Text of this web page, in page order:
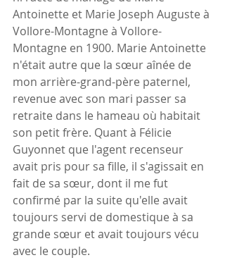
Antoinette et Marie Joseph Auguste à
Vollore-Montagne à Vollore-
Montagne en 1900. Marie Antoinette
n'était autre que la sœur aînée de
mon arrière-grand-père paternel,
revenue avec son mari passer sa
retraite dans le hameau où habitait
son petit frère. Quant à Félicie
Guyonnet que l'agent recenseur
avait pris pour sa fille, il s'agissait en
fait de sa sœur, dont il me fut
confirmé par la suite qu'elle avait
toujours servi de domestique à sa
grande sœur et avait toujours vécu
avec le couple.